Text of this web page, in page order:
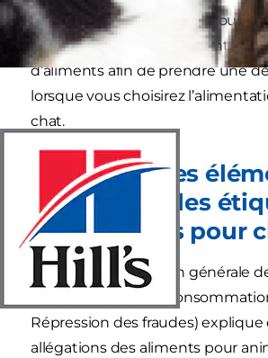
les étiquettes d’aliments pour
article pour savoir comment lire
d’aliments afin de prendre une
lorsque vous choisirez
chat.
Quels sont les
figurant sur les
des aliments pour
DGCCRF
(Direction générale
Concurrence, de la
Répression des fraudes) explique
allégations des aliments pour